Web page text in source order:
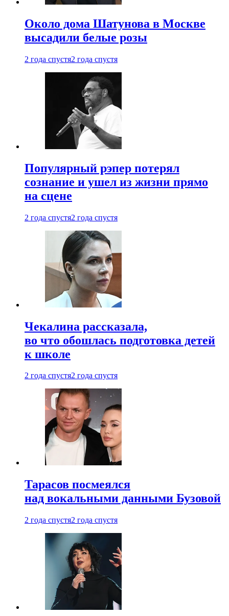
Около дома Шатунова в Москве
высадили белые розы
2 года спустя2 года спустя
Популярный рэпер потерял
сознание и ушел из жизни прямо
на сцене
2 года спустя2 года спустя
Чекалина рассказала,
во что обошлась подготовка детей
к школе
2 года спустя2 года спустя
Тарасов посмеялся
над вокальными данными Бузовой
2 года спустя2 года спустя